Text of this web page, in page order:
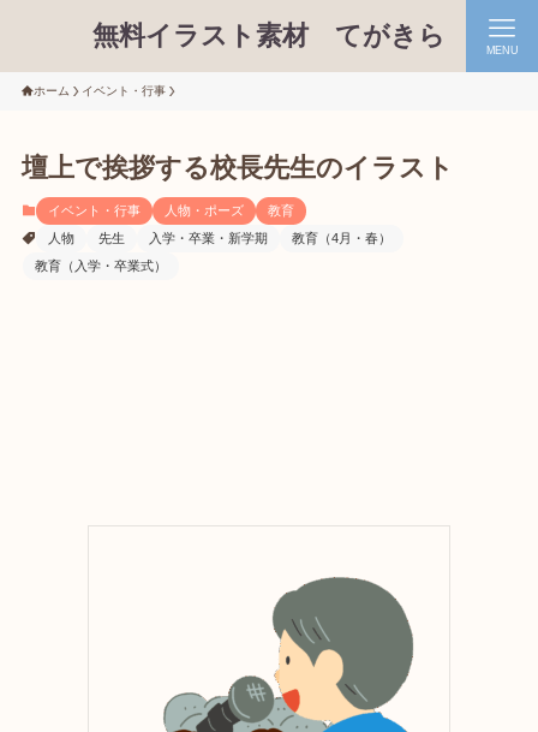
無料イラスト素材 てがきら MENU
ホーム イベント・行事
壇上で挨拶する校長先生のイラスト
イベント・行事 人物・ポーズ
教育
人物
先生 入学・卒業・新学期
教育（4月・春）
教育（入学・卒業式）